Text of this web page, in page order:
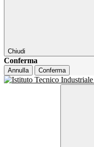
Chiudi
Conferma
Annulla Conferma